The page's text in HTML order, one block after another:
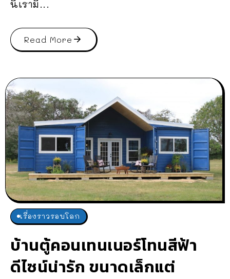
นี้เรามี...
Read More
เรื่องราวรอบโลก
บ้านตู้คอนเทนเนอร์โทนสีฟ้า
ดีไซน์น่ารัก ขนาดเล็กแต่